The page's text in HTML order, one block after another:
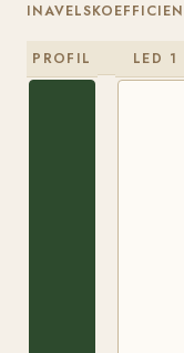
PROFIL LED 1